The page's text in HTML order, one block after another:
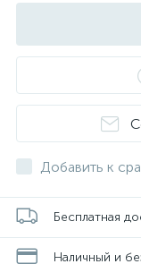
Добавить к
Бесплатная
Наличный и